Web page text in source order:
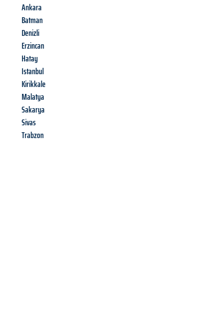
Ankara
Batman
Denizli
Erzincan
Hatay
Istanbul
Kirikkale
Malatya
Sakarya
Sivas
Trabzon